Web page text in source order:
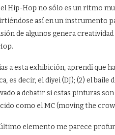
Hip-Hop no sólo es un ritmo
así en un instrumento
de algunos genera
a esta exhibición, aprendí que
es decir, el diyei (DJ); (2) el
a debatir si estas pinturas
como el MC (moving the
elemento me parece